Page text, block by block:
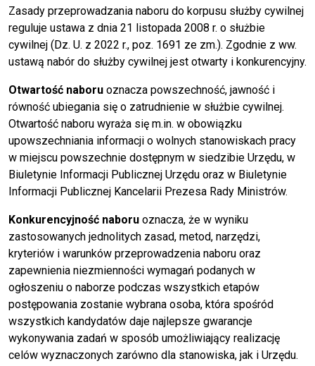
Zasady przeprowadzania naboru do korpusu służby cywilnej
reguluje ustawa z dnia 21 listopada 2008 r. o służbie
cywilnej (Dz. U. z 2022 r., poz. 1691 ze zm.). Zgodnie z ww.
ustawą nabór do służby cywilnej jest otwarty i konkurencyjny.
Otwartość naboru oznacza powszechność, jawność i
równość ubiegania się o zatrudnienie w służbie cywilnej.
Otwartość naboru wyraża się m.in. w obowiązku
upowszechniania informacji o wolnych stanowiskach pracy
w miejscu powszechnie dostępnym w siedzibie Urzędu, w
Biuletynie Informacji Publicznej Urzędu oraz w Biuletynie
Informacji Publicznej Kancelarii Prezesa Rady Ministrów.
Konkurencyjność naboru oznacza, że w wyniku
zastosowanych jednolitych zasad, metod, narzędzi,
kryteriów i warunków przeprowadzenia naboru oraz
zapewnienia niezmienności wymagań podanych w
ogłoszeniu o naborze podczas wszystkich etapów
postępowania zostanie wybrana osoba, która spośród
wszystkich kandydatów daje najlepsze gwarancje
wykonywania zadań w sposób umożliwiający realizację
celów wyznaczonych zarówno dla stanowiska, jak i Urzędu.